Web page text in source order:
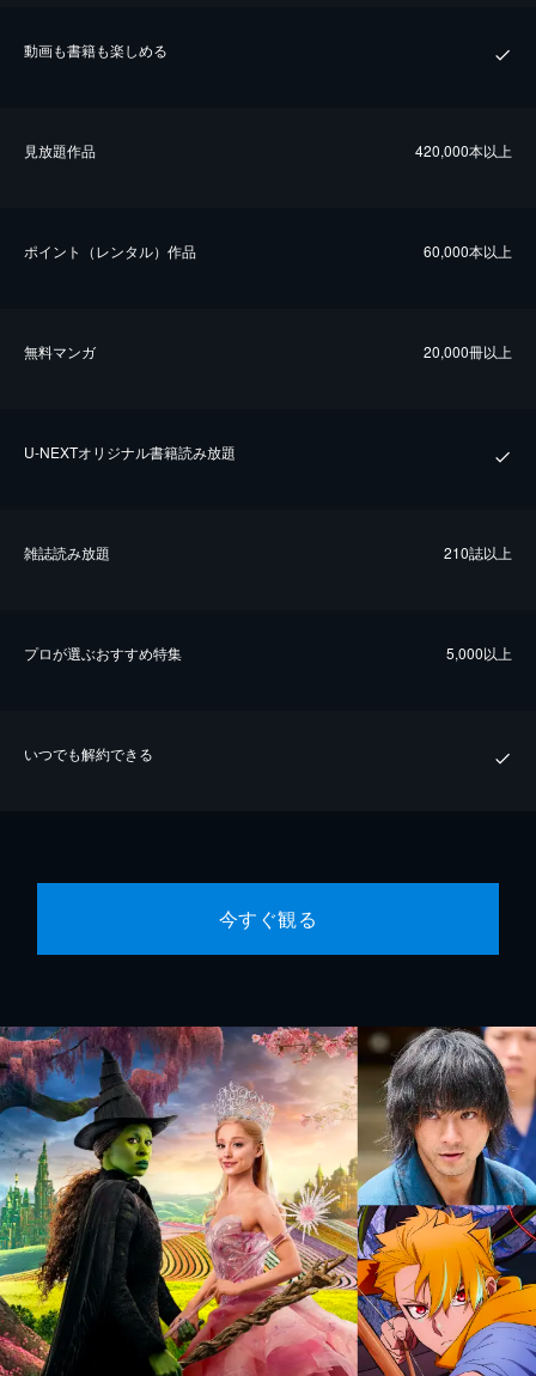
動画も書籍も楽しめる
⾒放題作品 420,000本以上
ポイント（レンタル）作品 60,000本以上
無料マンガ 20,000冊以上
U-NEXTオリジナル書籍読み放題
雑誌読み放題 210誌以上
プロが選ぶおすすめ特集 5,000以上
いつでも解約できる
今すぐ観る